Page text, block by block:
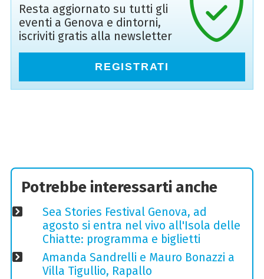
Resta aggiornato su tutti gli
eventi a Genova e dintorni,
iscriviti gratis alla newsletter
REGISTRATI
Potrebbe interessarti anche
Sea Stories Festival Genova, ad
agosto si entra nel vivo all'Isola delle
Chiatte: programma e biglietti
Amanda Sandrelli e Mauro Bonazzi a
Villa Tigullio, Rapallo